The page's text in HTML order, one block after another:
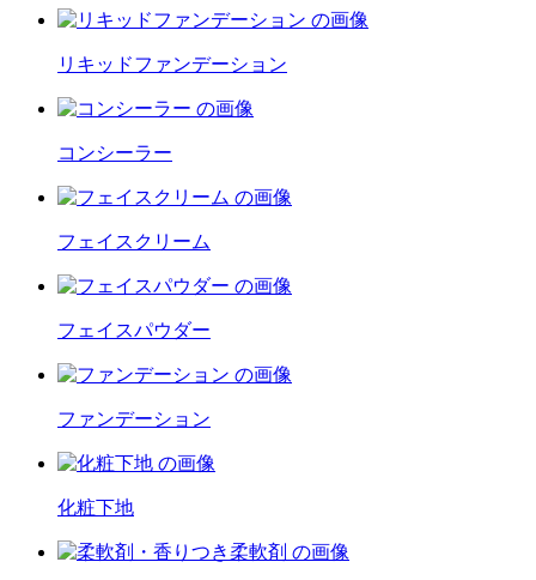
リキッドファンデーション
コンシーラー
フェイスクリーム
フェイスパウダー
ファンデーション
化粧下地